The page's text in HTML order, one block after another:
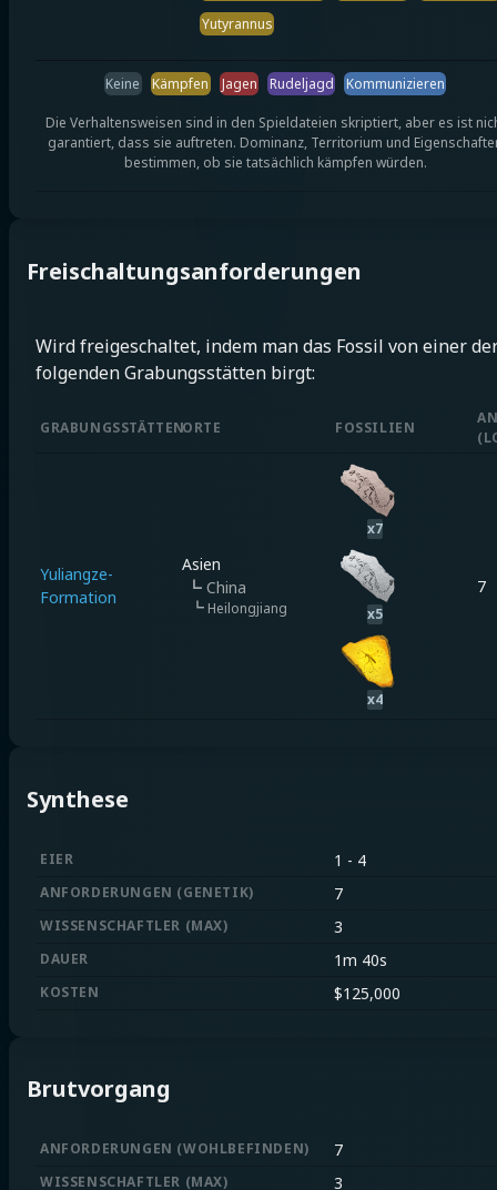
Yutyrannus
Keine Kämpfen Jagen Rudeljagd Kommunizieren
Die Verhaltensweisen sind in den Spieldateien skriptiert, aber es ist
garantiert, dass sie auftreten. Dominanz, Territorium und
bestimmen, ob sie tatsächlich kämpfen würden.
Freischaltungsanforderungen
Wird freigeschaltet, indem man das Fossil von einer
folgenden Grabungsstätten birgt:
GRABUNGSSTÄTTENORTE FOSSILIEN
(
Yuliangze-
Formation
Asien
┗ China
┗ Heilongjiang
x7
x5
x4
7
Synthese
EIER 1 - 4
ANFORDERUNGEN (GENETIK) 7
WISSENSCHAFTLER (MAX) 3
DAUER 1m 40s
KOSTEN $125,000
Brutvorgang
ANFORDERUNGEN (WOHLBEFINDEN) 7
WISSENSCHAFTLER (MAX) 3